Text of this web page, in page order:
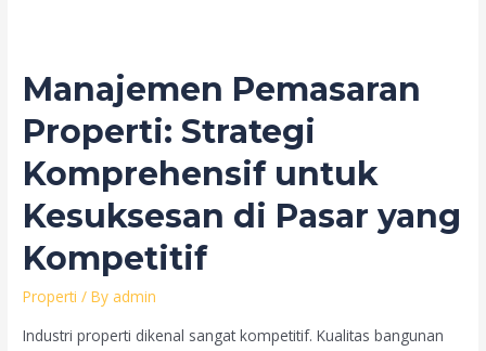
Lengkap
Menuju
Kesuksesan
Penjualan
Manajemen Pemasaran
Properti: Strategi
Komprehensif untuk
Kesuksesan di Pasar yang
Kompetitif
Properti / By admin
Industri properti dikenal sangat kompetitif. Kualitas bangunan